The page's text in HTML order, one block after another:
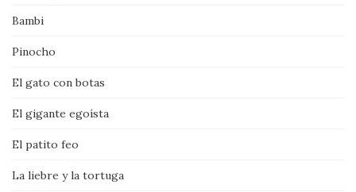
Bambi
Pinocho
El gato con botas
El gigante egoísta
El patito feo
La liebre y la tortuga